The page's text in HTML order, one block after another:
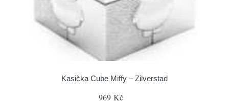
Kasička Cube Miffy – Zilverstad
969 Kč